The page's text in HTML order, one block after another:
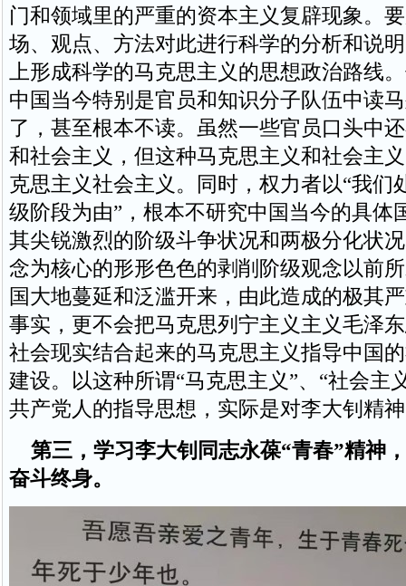
门和领域里的严重的资本主义复辟现象。
场、观点、方法对此进行科学的分析和说
上形成科学的马克思主义的思想政治路线
中国当今特别是官员和知识分子队伍中读
了，甚至根本不读。虽然一些官员口头中
和社会主义，但这种马克思主义和社会主
克思主义社会主义。同时，权力者以“我们
级阶段为由”，根本不研究中国当今的具体
其尖锐激烈的阶级斗争状况和两极分化状
念为核心的形形色色的剥削阶级观念以前
国大地蔓延和泛滥开来，由此造成的极其
事实，更不会把马克思列宁主义主义毛泽
社会现实结合起来的马克思主义指导中国
建设。以这种所谓“马克思主义”、“社会主
共产党人的指导思想，实际是对李大钊精
第三，学习李大钊同志永葆“青春”精神
奋斗终身。